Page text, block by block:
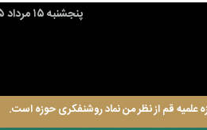
پنجشنبه ۱۵ مرداد ۱۴۰۵
علمیه قم از نظر من نماد روشنفکری حوزه است.